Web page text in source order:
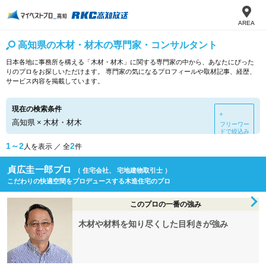
AREA
高知県の木材・材木の専門家・コンサルタント
日本各地に事務所を構える「木材・材木」に関する専門家の中から、あなたにぴった
りのプロをお探しいただけます。 専門家の気になるプロフィールや取材記事、経歴、
サービス内容を掲載しています。
現在の検索条件
高知県 × 木材・材木
＋
フリーワー
ドで絞込み
1～2人を表示 ／ 全2件
貞広圭一郎プロ
（ 住宅会社、 宅地建物取引士 ）
こだわりの快適空間をプロデュースする木造住宅のプロ
このプロの一番の強み
木材や材料を知り尽くした目利きが強み